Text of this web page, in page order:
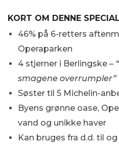
KORT OM DENNE SPECIAL
46% på 6-retters
Operaparken
4 stjerner i Berlingske –
smagene overrumpler”
Søster til 5 Michelin-
Byens grønne oase,
vand og unikke haver
Kan bruges fra d.d. til